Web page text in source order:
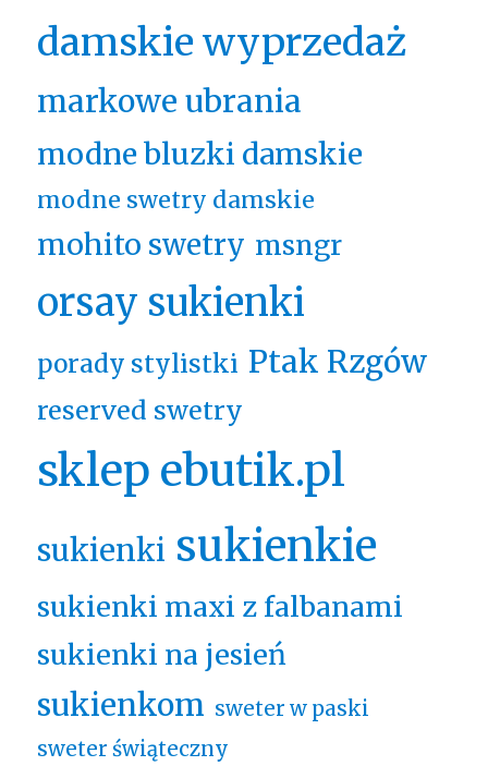
damskie wyprzedaż
markowe ubrania
modne bluzki damskie
modne swetry damskie
mohito swetry msngr
orsay sukienki
porady stylistki Ptak Rzgów
reserved swetry
sklep ebutik.pl
sukienki sukienkie
sukienki maxi z falbanami
sukienki na jesień
sukienkom sweter w paski
sweter świąteczny